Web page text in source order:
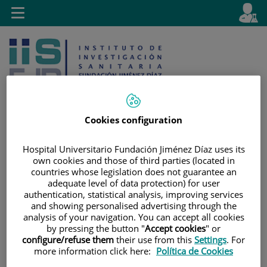
Saltar al contenido
contenido
Selector
activo
es
Buscar
Toggle
navigation
Cookies configuration
Hospital Universitario Fundación Jiménez Díaz uses its
own cookies and those of third parties (located in
countries whose legislation does not guarantee an
adequate level of data protection) for user
authentication, statistical analysis, improving services
and showing personalised advertising through the
analysis of your navigation. You can accept all cookies
by pressing the button "Accept cookies" or
configure/refuse them their use from this Settings. For
more information click here: Política de Cookies